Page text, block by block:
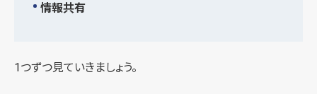
情報共有
1つずつ見ていきましょう。